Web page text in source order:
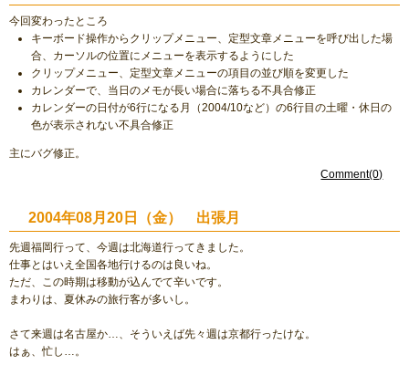
今回変わったところ
キーボード操作からクリップメニュー、定型文章メニューを呼び出した場
合、カーソルの位置にメニューを表示するようにした
クリップメニュー、定型文章メニューの項目の並び順を変更した
カレンダーで、当日のメモが長い場合に落ちる不具合修正
カレンダーの日付が6行になる月（2004/10など）の6行目の土曜・休日の
色が表示されない不具合修正
主にバグ修正。
Comment(0)
2004年08月20日（金） 出張月
先週福岡行って、今週は北海道行ってきました。
仕事とはいえ全国各地行けるのは良いね。
ただ、この時期は移動が込んでて辛いです。
まわりは、夏休みの旅行客が多いし。
さて来週は名古屋か…、そういえば先々週は京都行ったけな。
はぁ、忙し…。